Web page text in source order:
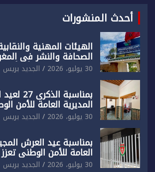
أحدث المنشورات
الهيئات المهنية
الصحافة والنشر في
رفضها القاطع لـ”أي أجندة
مُعدة على مقاس
ضيق”
30 يوليو، 2026 الجديد بريس
بمناسبة
المديرية العامة للأمن
المقر الجديد لفرقة
بفاس
30 يوليو، 2026 الجديد بريس
بمناسبة عيد العرش
العامة للأمن الوطني تعزز
بالناظور بإحداث فرقتين
30 يوليو، 2026 الجديد بريس